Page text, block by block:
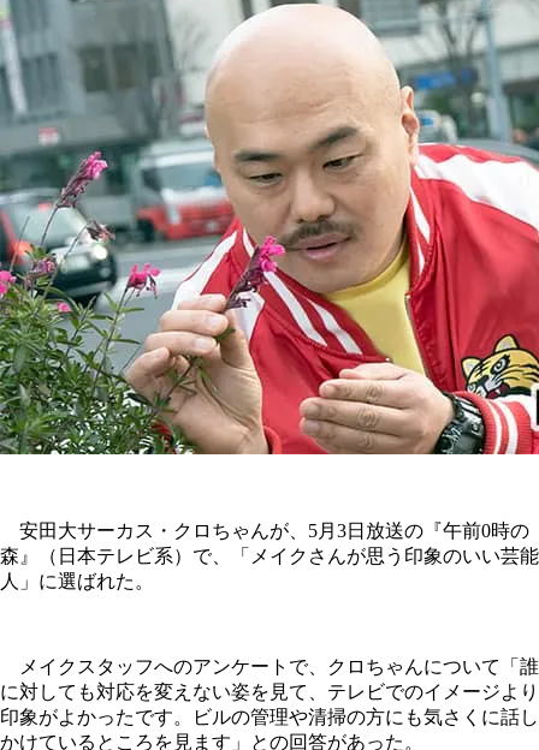
安田大サーカス・クロちゃんが、5月3日放送の『午前0時の
森』（日本テレビ系）で、「メイクさんが思う印象のいい芸能
人」に選ばれた。
メイクスタッフへのアンケートで、クロちゃんについて「誰
に対しても対応を変えない姿を見て、テレビでのイメージより
印象がよかったです。ビルの管理や清掃の方にも気さくに話し
かけているところを見ます」との回答があった。